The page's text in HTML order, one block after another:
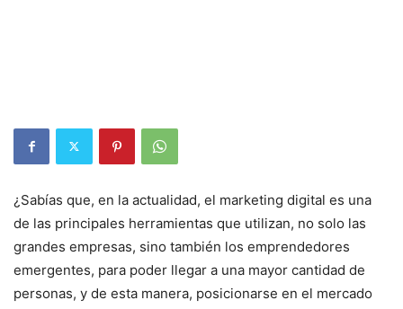
¿Sabías que, en la actualidad, el marketing digital es una
de las principales herramientas que utilizan, no solo las
grandes empresas, sino también los emprendedores
emergentes, para poder llegar a una mayor cantidad de
personas, y de esta manera, posicionarse en el mercado